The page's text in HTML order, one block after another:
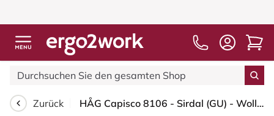
Zurück HÅG Capisco 8106 - Sirdal (GU) - Wolle - SRD120 Light grey - Moss Grey - 265 mm (Sitzhöhe 53-79cm) - Weiche Rollen für harte Böden